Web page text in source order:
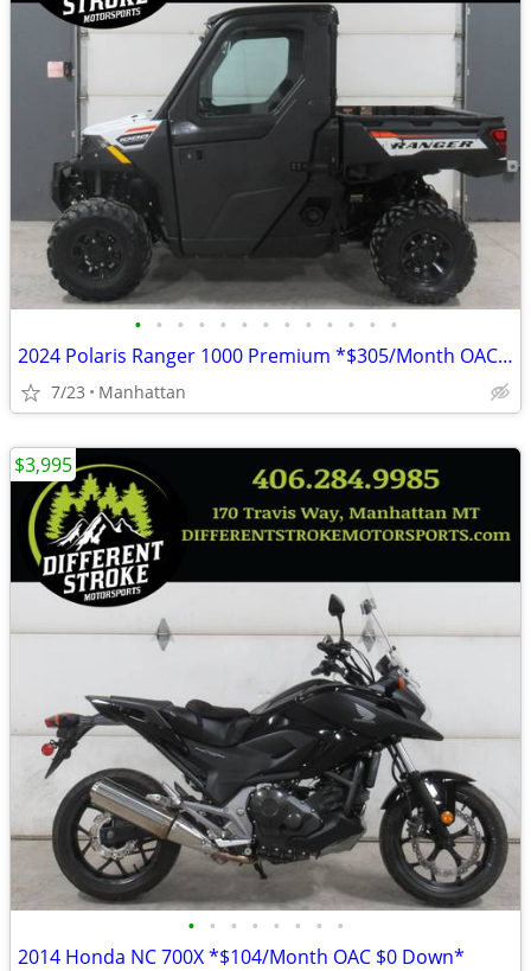
• • • • • • • • • • • • •
2024 Polaris Ranger 1000 Premium *$305/Month OAC* *Street Legal*
7/23 Manhattan
• • • • • • • •
2014 Honda NC 700X *$104/Month OAC $0 Down*
$3,995